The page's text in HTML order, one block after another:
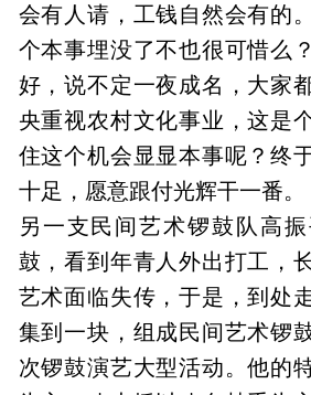
会有人请，工钱自然会有的
个本事埋没了不也很可惜么
好，说不定一夜成名，大家
央重视农村文化事业，这是
住这个机会显显本事呢？终
十足，愿意跟付光辉干一番。
另一支民间艺术锣鼓队高
鼓，看到年青人外出打工，
艺术面临失传，于是，到处
集到一块，组成民间艺术锣
次锣鼓演艺大型活动。他的